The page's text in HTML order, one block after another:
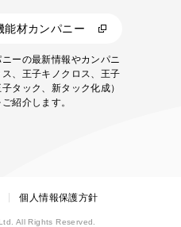
能材カンパニー
ーの最新情報やカンパニ
、王子キノクロス、王子
タック、新タック化成）
紹介します。
All Rights Reserved.
個人情報保護方針